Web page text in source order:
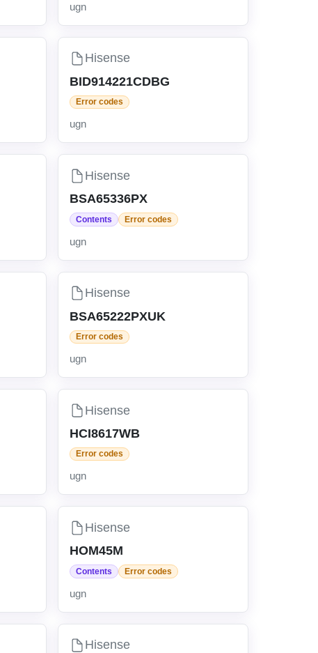
ugn
Hisense
BID914221CDBG
Error codes
ugn
Hisense
BSA65336PX
Contents Error codes
ugn
Hisense
BSA65222PXUK
Error codes
ugn
Hisense
HCI8617WB
Error codes
ugn
Hisense
HOM45M
Contents Error codes
ugn
Hisense